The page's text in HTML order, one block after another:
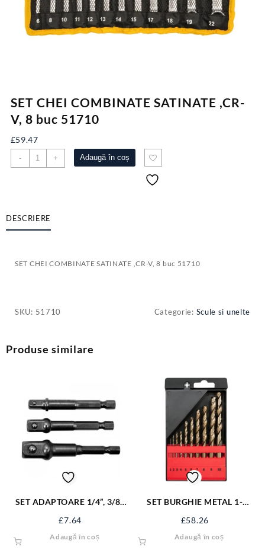
SET CHEI COMBINATE SATINATE ,CR-
V, 8 buc 51710
£59.47
-
Cantitate
SET
,CR-
V,
51710
+ Adaugă în coș
DESCRIERE
SET CHEI COMBINATE SATINATE ,CR-V, 8 buc 51710
SKU: 51710 Categorie: Scule si unelte
Produse similare
SET ADAPTOARE 1/4”, 3/8”,
£7.64
Adaugă în coș
SET BURGHIE METAL 1-
41603
£58.26
Adaugă în coș